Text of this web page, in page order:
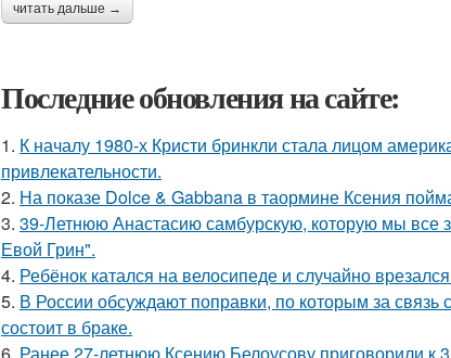
читать дальше →
Последние обновления на сайте:
1. К началу 1980-х Кристи бринкли стала лицом
привлекательности.
2. На показе Dolce & Gabbana в таормине Ксения
3. 39-Летнюю Анастасию самбурскую, которую мы все
Евой Грин".
4. Ребёнок катался на велосипеде и случайно
5. В России обсуждают поправки, по которым за связь
состоит в браке.